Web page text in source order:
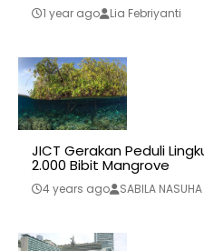
1 year ago Lia Febriyanti
JICT Gerakan Peduli
2.000 Bibit Mangrove
4 years ago SABILA NASUHA